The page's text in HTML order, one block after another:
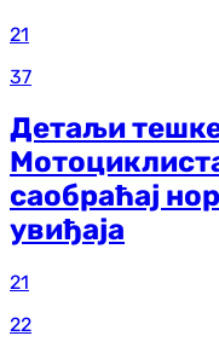
21
37
Детаљи
саобраћај
увиђаја
21
22